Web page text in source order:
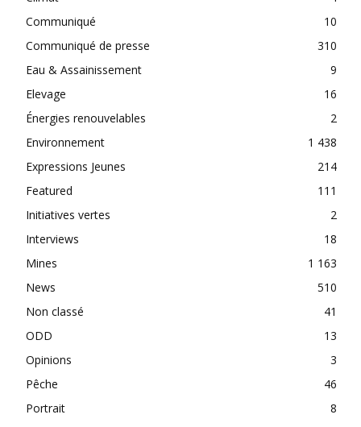
Communiqué
10
Communiqué de presse
310
Eau & Assainissement
9
Elevage
16
Énergies renouvelables
2
Environnement
1 438
Expressions Jeunes
214
Featured
111
Initiatives vertes
2
Interviews
18
Mines
1 163
News
510
Non classé
41
ODD
13
Opinions
3
Pêche
46
Portrait
8